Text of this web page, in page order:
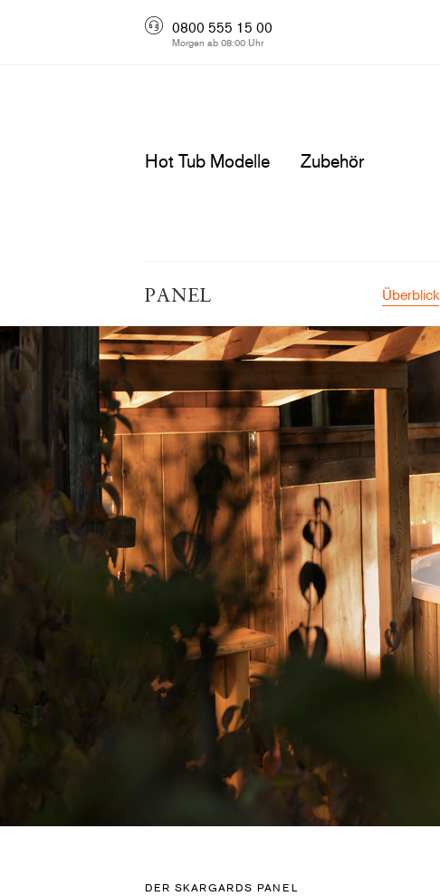
Hot Tub Modelle Zubehör
0800 555 15 00
Morgen ab 08:00 Uhr
Überblick
DER SKARGARDS PANEL